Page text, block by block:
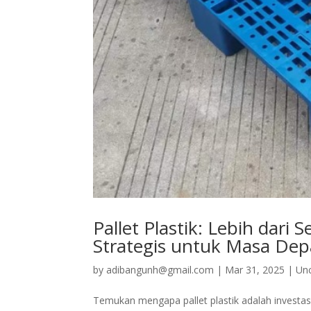
Pallet Plastik: Lebih dari
Strategis untuk Masa
by adibangunh@gmail.com | Mar 31, 2025 |
Temukan mengapa pallet plastik adalah